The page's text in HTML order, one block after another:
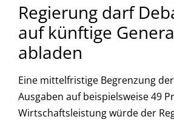
Regierung darf
auf künftige
abladen
Eine mittelfristige Begrenzung
Ausgaben auf beispielsweise 49
Wirtschaftsleistung würde der